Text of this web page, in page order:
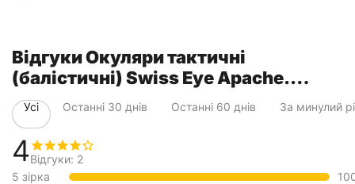
Відгуки Окуляри тактичні
(балістичні) Swiss Eye Apache.
Комплект змінних лінз + футляр.
Колір - чорний
4Відгуки: 2
5 зірка
Усі Останні 30 днів Останні 60 днів За минулий